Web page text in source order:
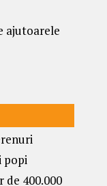
ajutoarele
popi
de 400.000